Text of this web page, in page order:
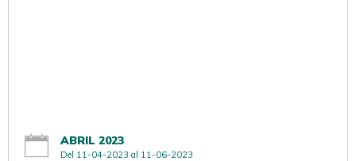
ABRIL 2023
Del 11-04-2023 al 11-06-2023